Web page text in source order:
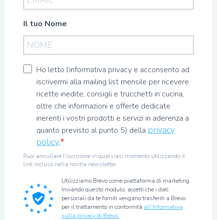
Il tuo Nome
Ho letto l’informativa privacy e acconsento ad
iscrivermi alla mailing list mensile per ricevere
ricette inedite, consigli e trucchetti in cucina,
oltre che informazioni e offerte dedicate
inerenti i vostri prodotti e servizi in aderenza a
quanto previsto al punto 5) della privacy
policy.
Puoi annullare l'iscrizione in qualsiasi momento utilizzando il
link incluso nella nostra newsletter.
Utilizziamo Brevo come piattaforma di marketing.
Inviando questo modulo, accetti che i dati
personali da te forniti vengano trasferiti a Brevo
per il trattamento in conformità all'Informativa
sulla privacy di Brevo.